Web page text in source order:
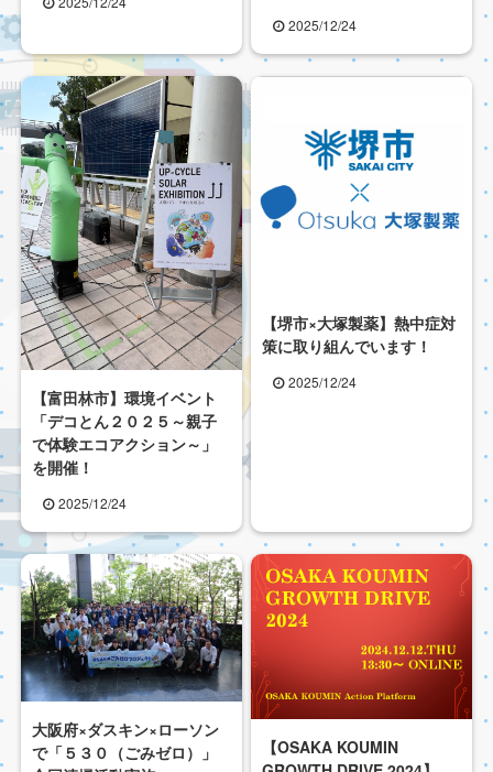
2025/12/24
【富田林市】環境イベント
「デコとん２０２５～親子
で体験エコアクション～」
を開催！
2025/12/24
【堺市×大塚製薬】熱中症対
策に取り組んでいます！
2025/12/24
大阪府×ダスキン×ローソン
で「５３０（ごみゼロ）」
【OSAKA KOUMIN